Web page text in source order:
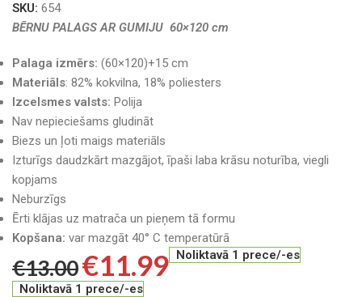
SKU: 654
BĒRNU PALAGS AR GUMIJU 60×120 cm
Palaga izmērs: (60×120)+15 cm
Materiāls: 82% kokvilna, 18% poliesters
Izcelsmes valsts: Polija
Nav nepieciešams gludināt
Biezs un ļoti maigs materiāls
Izturīgs daudzkārt mazgājot, īpaši laba krāsu noturība, viegli
kopjams
Neburzīgs
Ērti klājas uz matrača un pieņem tā formu
Kopšana: var mazgāt 40° C temperatūrā
€13.00€11.99 Noliktavā 1 prece/-es
Noliktavā 1 prece/-es